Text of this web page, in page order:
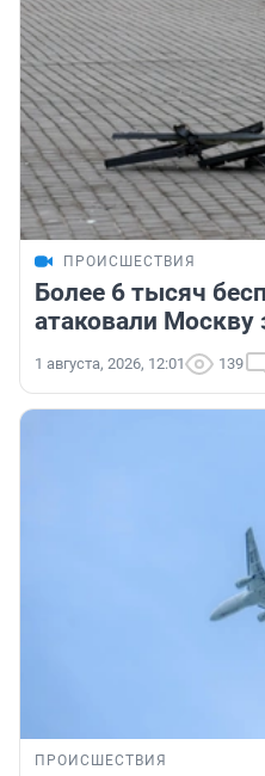
ПРОИСШЕСТВИЯ
Более 6 тысяч
атаковали Москву
1 августа, 2026, 12:01 139
ПРОИСШЕСТВИЯ